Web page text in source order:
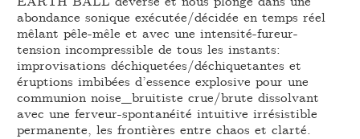
abondance sonique exécutée/décidée en temps réel
mêlant pêle-mêle et avec une intensité-fureur-
tension incompressible de tous les instants:
improvisations déchiquetées/déchiquetantes et
éruptions imbibées d’essence explosive pour une
communion noise_bruitiste crue/brute dissolvant
avec une ferveur-spontanéité intuitive irrésistible
permanente, les frontières entre chaos et clarté.